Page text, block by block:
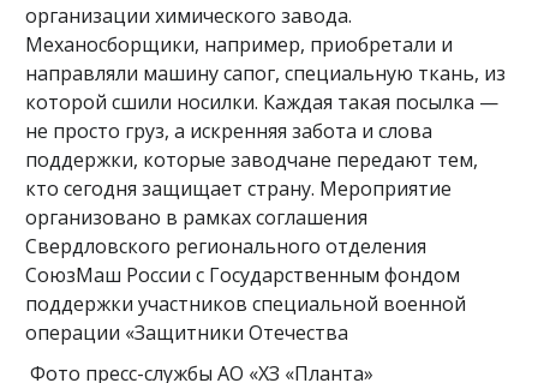
организации химического завода.
Механосборщики, например, приобретали и
направляли машину сапог, специальную ткань, из
которой сшили носилки. Каждая такая посылка —
не просто груз, а искренняя забота и слова
поддержки, которые заводчане передают тем,
кто сегодня защищает страну. Мероприятие
организовано в рамках соглашения
Свердловского регионального отделения
СоюзМаш России с Государственным фондом
поддержки участников специальной военной
операции «Защитники Отечества
Фото пресс-службы АО «ХЗ «Планта»